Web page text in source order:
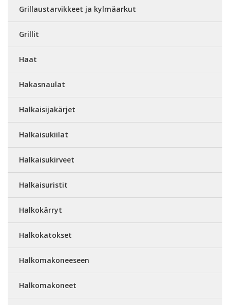
Grillaustarvikkeet ja kylmäarkut
Grillit
Haat
Hakasnaulat
Halkaisijakärjet
Halkaisukiilat
Halkaisukirveet
Halkaisuristit
Halkokärryt
Halkokatokset
Halkomakoneeseen
Halkomakoneet